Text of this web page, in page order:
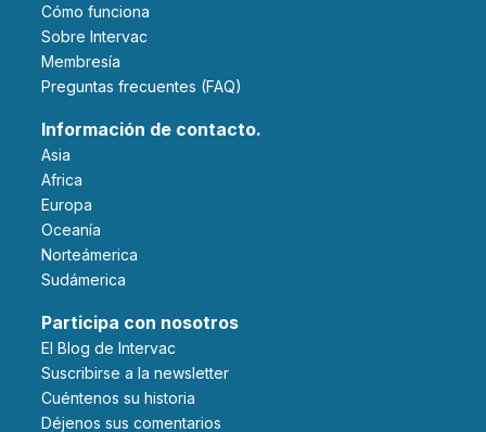
Cómo funciona
Sobre Intervac
Membresía
Preguntas frecuentes (FAQ)
Información de contacto.
Asia
Africa
Europa
Oceanía
Norteámerica
Sudámerica
Participa con nosotros
El Blog de Intervac
Suscribirse a la newsletter
Cuéntenos su historia
Déjenos sus comentarios